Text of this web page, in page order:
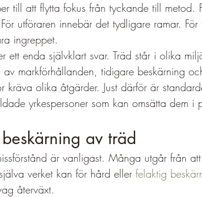
till att flytta fokus från tyckande till metod.
utföraren innebär det tydligare ramar. För
ingreppet.
ett enda självklart svar. Träd står i olika
markförhållanden, tidigare beskärning
kräva olika åtgärder. Just därför är
yrkespersoner som kan omsätta dem i
av träd
är vanligast. Många utgår från
verket kan för hård eller felaktig
återväxt.